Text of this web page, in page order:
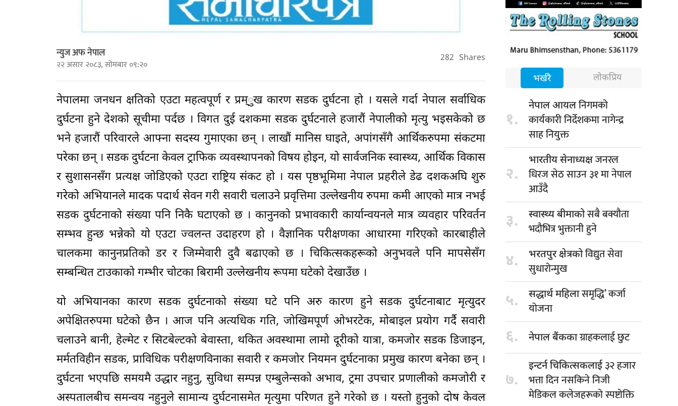
न्युज अफ नेपाल
२२ असार २०८३, सोमबार ०९:२० 282 Shares
नेपालमा जनधन क्षतिको एउटा महत्वपूर्ण र प्रम्ुख कारण सडक दुर्घटना हो । यसले गर्दा नेपाल सर्वाधिक
दुर्घटना हुने देशको सूचीमा पर्दछ । विगत दुई दशकमा सडक दुर्घटनाले हजारौं नेपालीको मृत्यु भइसकेको छ
भने हजारौं परिवारले आफ्ना सदस्य गुमाएका छन् । लाखौं मानिस घाइते, अपांगसँगै आर्थिकरुपमा संकटमा
परेका छन् । सडक दुर्घटना केवल ट्राफिक व्यवस्थापनको विषय होइन, यो सार्वजनिक स्वास्थ्य, आर्थिक विकास
र सुशासनसँग प्रत्यक्ष जोडिएको एउटा राष्ट्रिय संकट हो । यस पृष्ठभूमिमा नेपाल प्रहरीले डेढ दशकअघि शुरु
गरेको अभियानले मादक पदार्थ सेवन गरी सवारी चलाउने प्रवृत्तिमा उल्लेखनीय रुपमा कमी आएको मात्र नभई
सडक दुर्घटनाको संख्या पनि निकै घटाएको छ । कानुनको प्रभावकारी कार्यान्वयनले मात्र व्यवहार परिवर्तन
सम्भव हुन्छ भन्नेको यो एउटा ज्वलन्त उदाहरण हो । वैज्ञानिक परीक्षणका आधारमा गरिएको कारबाहीले
चालकमा कानुनप्रतिको डर र जिम्मेवारी दुवै बढाएको छ । चिकित्सकहरूको अनुभवले पनि मापसेसँग
सम्बन्धित टाउकाको गम्भीर चोटका बिरामी उल्लेखनीय रूपमा घटेको देखाउँछ ।
यो अभियानका कारण सडक दुर्घटनाको संख्या घटे पनि अरु कारण हुने सडक दुर्घटनाबाट मृत्युदर
अपेक्षितरुपमा घटेको छैन । आज पनि अत्यधिक गति, जोखिमपूर्ण ओभरटेक, मोबाइल प्रयोग गर्दै सवारी
चलाउने बानी, हेल्मेट र सिटबेल्टको बेवास्ता, थकित अवस्थामा लामो दूरीको यात्रा, कमजोर सडक डिजाइन,
मर्मतविहीन सडक, प्राविधिक परीक्षणविनाका सवारी र कमजोर नियमन दुर्घटनाका प्रमुख कारण बनेका छन् ।
दुर्घटना भएपछि समयमै उद्धार नहुनु, सुविधा सम्पन्न एम्बुलेन्सको अभाव, ट्रमा उपचार प्रणालीको कमजोरी र
अस्पतालबीच समन्वय नहुनुले सामान्य दुर्घटनासमेत मृत्युमा परिणत हुने गरेको छ । यस्तो हुनुको दोष केवल
भर्खरै लोकप्रिय
१.
नेपाल आयलनिगमको
कार्यकारी निर्देशकमा नागेन्द्र
साह नियुक्त
२.
भारतीय सेनाध्यक्षजनरल
धिरज सेठ साउन ३१ मा नेपाल
आउँदै
३. स्वास्थ्य बीमाकोसबै बक्यौता
भदौभित्र भुक्तानी हुने
४. भरतपुर क्षेत्रकोविद्युत सेवा
सुधारोन्मुख
५. सद्धार्थ महिलासमृद्धि’ कर्जा
योजना
६. नेपाल बैंककाग्राहकलाई छुट
७.
इन्टर्न चिकित्सकलाई३२ हजार
भत्ता दिन नसकिने निजी
मेडिकल कलेजहरूको स्पष्टोक्ति